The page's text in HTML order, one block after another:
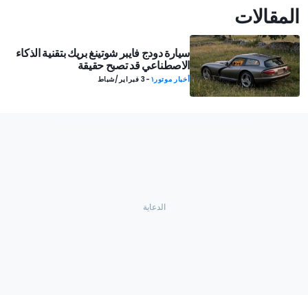
المقالات
سيارة دودج فايبر شوتينغ بريك بتقنية الذكاء
الاصطناعي قد تصبح حقيقة
أخبار موتور١ - 3 فبراير/شباط